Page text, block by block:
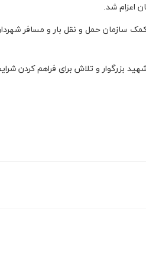
اعزام شد.
سازمان حمل و نقل بار و مسافر
بزرگوار و تلاش برای فراهم کردن